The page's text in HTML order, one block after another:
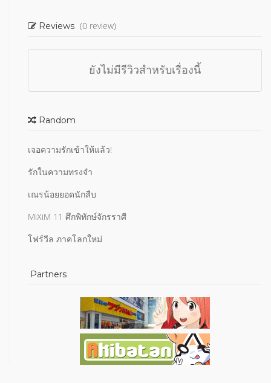
Reviews (0 review)
ยังไม่มีรีวิวสำหรับเรื่องนี้
Random
เจอความรักเข้าให้แล้ว!
รักในความทรงจำ
เณรน้อยยอดนักสืบ
MiXiM 11 ศึกพิทักษ์จักรราศี
โฟร์วีล ภาคโลกใหม่
Partners